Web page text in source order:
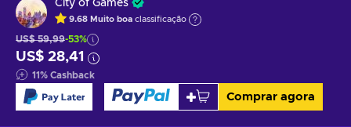
City of Games
9.68 Muito boa classificação
US$ 59,99-53%
US$ 28,41
11% Cashback
Comprar agora